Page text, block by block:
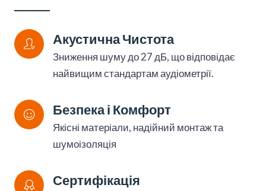
Акустична Чистота
Зниження шуму до 27 дБ, що відповідає
найвищим стандартам аудіометрії.
Безпека і Комфорт
Якісні матеріали, надійний монтаж та
шумоізоляція
Сертифікація